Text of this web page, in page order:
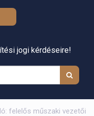
jogi kérdéseire!
felelős műszaki vezetői